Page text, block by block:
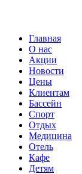
Главная
О нас
Акции
Новости
Цены
Клиентам
Бассейн
Спорт
Отдых
Медицина
Отель
Кафе
Детям